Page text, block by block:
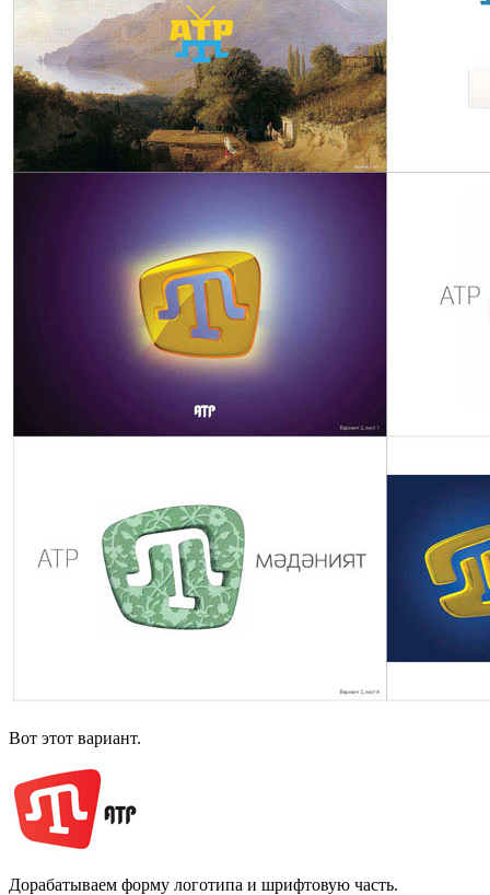
Вот этот вариант.
Дорабатываем форму логотипа и шрифтовую часть.